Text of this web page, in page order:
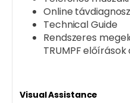
Online
Technical Guide
Rendszeres
TRUMPF
Visual Assistance